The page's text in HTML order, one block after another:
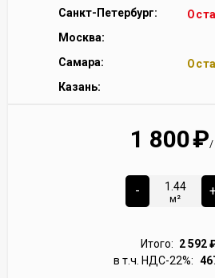
Санкт-Петербург:
Москва:
Самара:
Казань:
1 800₽/
-
м²
Итого: 2 592
в т.ч. НДС-22%: